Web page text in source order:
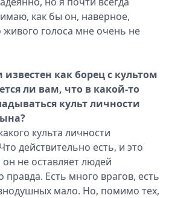
как бы он, наверное,
живого голоса мне очень не
как борец с культом
ли вам, что в какой-то
культ личности
культа личности
действительно есть, и это
не оставляет людей
Есть много врагов, есть
мало. Но, помимо тех,